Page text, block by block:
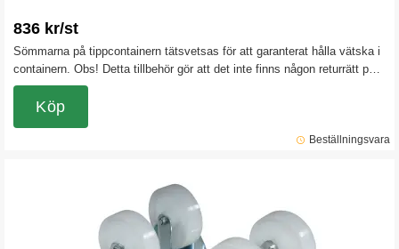
836 kr/st
Sömmarna på tippcontainern tätsvetsas för att garanterat hålla vätska i
containern. Obs! Detta tillbehör gör att det inte finns någon returrätt på
tippcontainern.
Beställningsvara
Köp